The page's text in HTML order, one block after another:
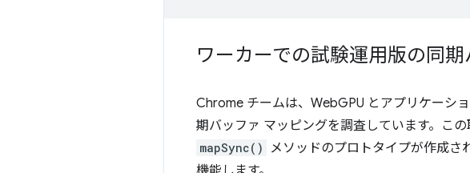
ワーカーでの試験運用版の同
Chrome チームは、WebGPU とアプリケーシ
期バッファ マッピングを調査しています。この
mapSync() メソッドのプロトタイプが作成さ